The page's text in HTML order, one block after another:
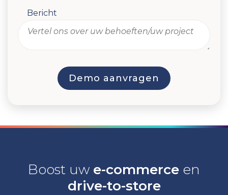
Bericht
Boost uw e-commerce en
drive-to-store